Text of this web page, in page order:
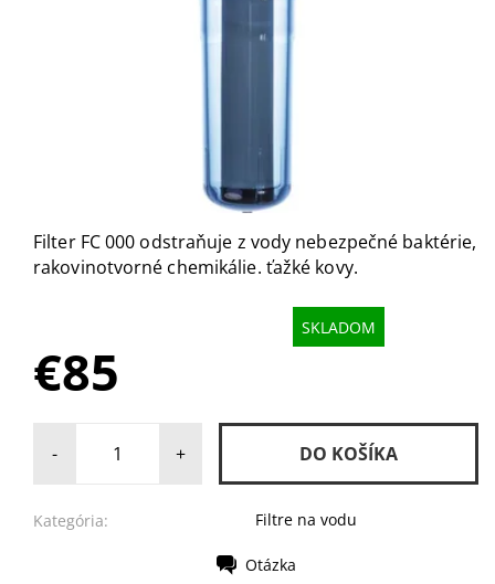
Filter FC 000 odstraňuje z vody nebezpečné baktérie,
rakovinotvorné chemikálie. ťažké kovy.
SKLADOM
€85
- +
Kategória: Filtre na vodu
Otázka